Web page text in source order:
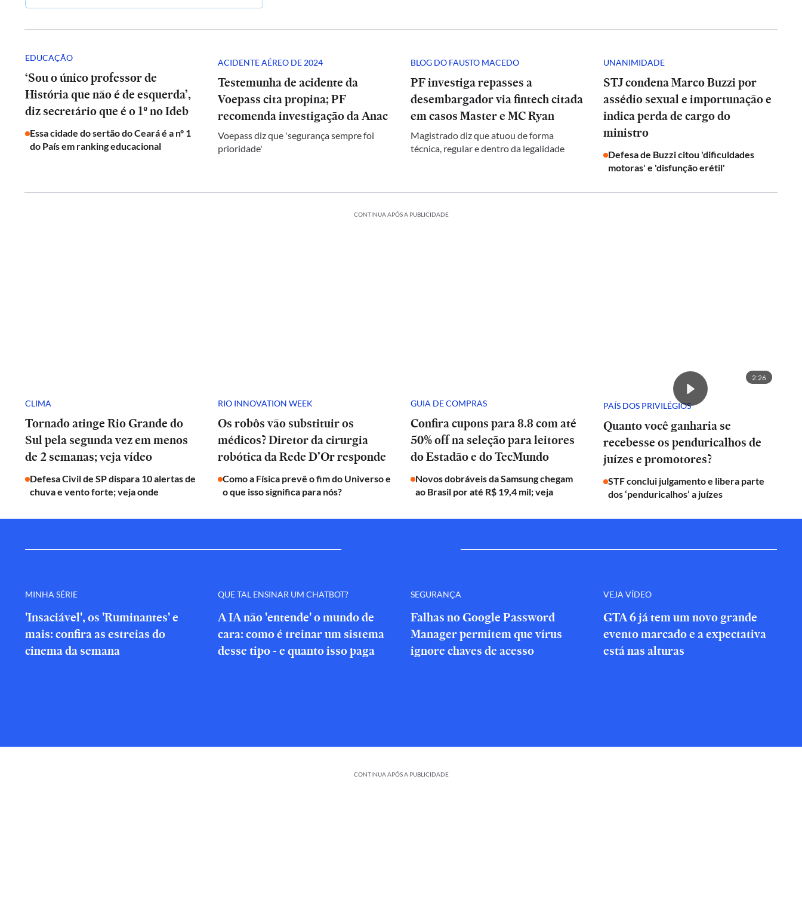
EDUCAÇÃO
‘Sou o único professor de
História que não é de esquerda’,
diz secretário que é o 1º no Ideb
Essa cidade do sertão do Ceará é a nº 1
do País em ranking educacional
ACIDENTE AÉREO DE 2024
Testemunha de acidente da
Voepass cita propina; PF
recomenda investigação da Anac
Voepass diz que 'segurança sempre foi
prioridade'
BLOG DO FAUSTO MACEDO
PF investiga repasses a
desembargador via fintech citada
em casos Master e MC Ryan
Magistrado diz que atuou de forma
técnica, regular e dentro da legalidade
UNANIMIDADE
STJ condena Marco Buzzi por
assédio sexual e importunação e
indica perda de cargo do
ministro
Defesa de Buzzi citou 'dificuldades
motoras' e 'disfunção erétil'
CONTINUA APÓS A PUBLICIDADE
CLIMA
Tornado atinge Rio Grande do
Sul pela segunda vez em menos
de 2 semanas; veja vídeo
Defesa Civil de SP dispara 10 alertas de
chuva e vento forte; veja onde
RIO INNOVATION WEEK
Os robôs vão substituir os
médicos? Diretor da cirurgia
robótica da Rede D’Or responde
Como a Física prevê o fim do Universo e
o que isso significa para nós?
GUIA DE COMPRAS
Confira cupons para 8.8 com até
50% off na seleção para leitores
do Estadão e do TecMundo
Novos dobráveis da Samsung chegam
ao Brasil por até R$ 19,4 mil; veja
2:26
PAÍS DOS PRIVILÉGIOS
Quanto você ganharia se
recebesse os penduricalhos de
juízes e promotores?
STF conclui julgamento e libera parte
dos ‘penduricalhos’ a juízes
MINHA SÉRIE
'Insaciável', os 'Ruminantes' e
mais: confira as estreias do
cinema da semana
QUE TAL ENSINAR UM CHATBOT?
A IA não 'entende' o mundo de
cara: como é treinar um sistema
desse tipo - e quanto isso paga
SEGURANÇA
Falhas no Google Password
Manager permitem que vírus
ignore chaves de acesso
VEJA VÍDEO
GTA 6 já tem um novo grande
evento marcado e a expectativa
está nas alturas
CONTINUA APÓS A PUBLICIDADE